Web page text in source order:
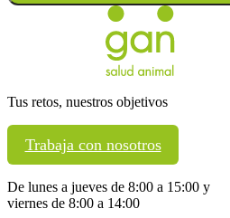
Tus retos, nuestros objetivos
Trabaja con nosotros
De lunes a jueves de 8:00 a 15:00 y
viernes de 8:00 a 14:00